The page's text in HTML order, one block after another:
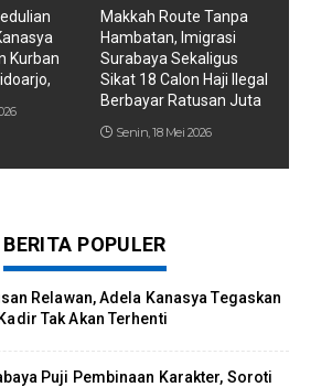
Kurban
Makkah Route Tanpa
Hambatan, Imigrasi
Surabaya Sekaligus
Sikat 18 Calon Haji Ilegal
Berbayar Ratusan Juta
Senin, 18 Mei 2026
BERITA POPULER
Relawan, Adela Kanasya Tegaskan
Tak Akan Terhenti
Puji Pembinaan Karakter, Soroti